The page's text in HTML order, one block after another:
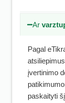
Ar
Pagal
įvertinimo
paskaityti